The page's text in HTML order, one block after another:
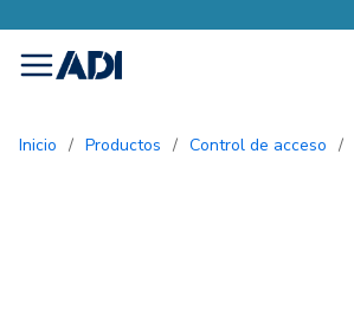
menu
Inicio / Productos / Control de acceso /